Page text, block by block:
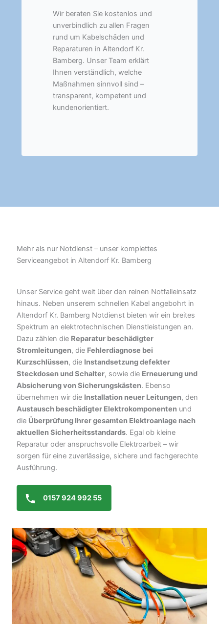
Wir beraten Sie kostenlos und
unverbindlich zu allen Fragen
rund um Kabelschäden und
Reparaturen in Altendorf Kr.
Bamberg. Unser Team erklärt
Ihnen verständlich, welche
Maßnahmen sinnvoll sind –
transparent, kompetent und
kundenorientiert.
Mehr als nur Notdienst – unser komplettes
Serviceangebot in Altendorf Kr. Bamberg
Unser Service geht weit über den reinen Notfalleinsatz
hinaus. Neben unserem schnellen Kabel angebohrt in
Altendorf Kr. Bamberg Notdienst bieten wir ein breites
Spektrum an elektrotechnischen Dienstleistungen an.
Dazu zählen die Reparatur beschädigter
Stromleitungen, die Fehlerdiagnose bei
Kurzschlüssen, die Instandsetzung defekter
Steckdosen und Schalter, sowie die Erneuerung und
Absicherung von Sicherungskästen. Ebenso
übernehmen wir die Installation neuer Leitungen, den
Austausch beschädigter Elektrokomponenten und
die Überprüfung Ihrer gesamten Elektroanlage nach
aktuellen Sicherheitsstandards. Egal ob kleine
Reparatur oder anspruchsvolle Elektroarbeit – wir
sorgen für eine zuverlässige, sichere und fachgerechte
Ausführung.
0157 924 992 55